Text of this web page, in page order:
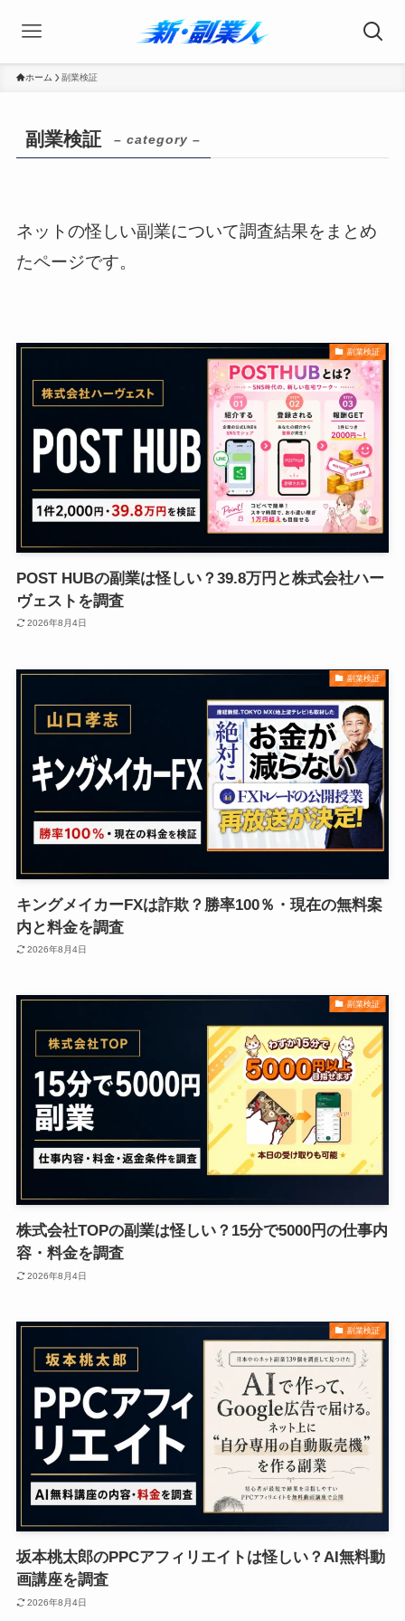
ホーム 副業検証
副業検証 – category –
ネットの怪しい副業について調査結果をまとめ
たページです。
副業検証
POST HUBの副業は怪しい？39.8万円と株式会社ハー
ヴェストを調査
2026年8月4日
副業検証
キングメイカーFXは詐欺？勝率100％・現在の無料案
内と料金を調査
2026年8月4日
副業検証
株式会社TOPの副業は怪しい？15分で5000円の仕事内
容・料金を調査
2026年8月4日
副業検証
坂本桃太郎のPPCアフィリエイトは怪しい？AI無料動
画講座を調査
2026年8月4日